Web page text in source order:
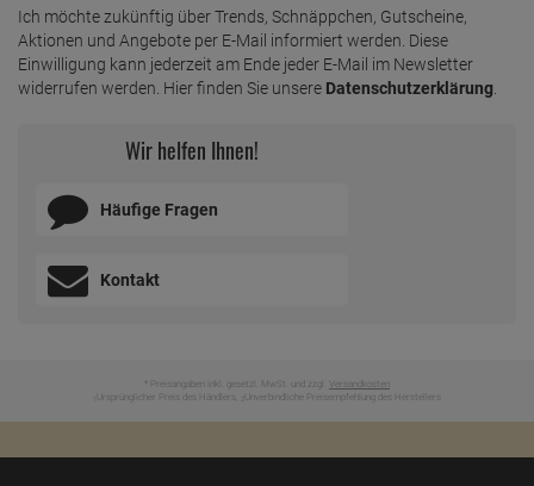
Ich möchte zukünftig über Trends, Schnäppchen, Gutscheine,
Aktionen und Angebote per E-Mail informiert werden. Diese
Einwilligung kann jederzeit am Ende jeder E-Mail im Newsletter
widerrufen werden. Hier finden Sie unsere Datenschutzerklärung
Wir helfen Ihnen!
Häufige Fragen
Kontakt
* Preisangaben inkl. gesetzl. MwSt. und zzgl. Versandkosten
Ursprünglicher Preis des Händlers, Unverbindliche Preisempfehlung des Herstellers